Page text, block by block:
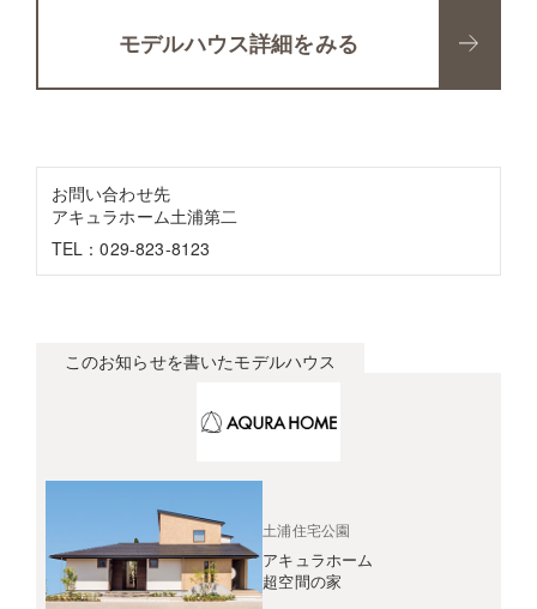
モデルハウス詳細をみる
お問い合わせ先
アキュラホーム土浦第二
TEL：029-823-8123
このお知らせを書いたモデルハウス
土浦住宅公園
アキュラホーム
超空間の家